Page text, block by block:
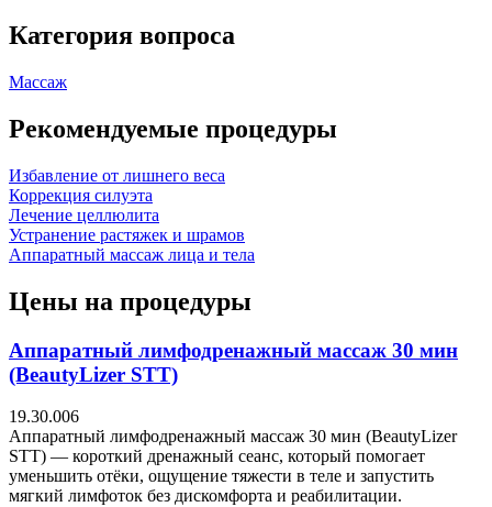
Категория вопроса
Массаж
Рекомендуемые процедуры
Избавление от лишнего веса
Коррекция силуэта
Лечение целлюлита
Устранение растяжек и шрамов
Аппаратный массаж лица и тела
Цены на процедуры
Аппаратный лимфодренажный массаж 30 мин
(BeautyLizer STT)
19.30.006
Аппаратный лимфодренажный массаж 30 мин (BeautyLizer
STT) — короткий дренажный сеанс, который помогает
уменьшить отёки, ощущение тяжести в теле и запустить
мягкий лимфоток без дискомфорта и реабилитации.